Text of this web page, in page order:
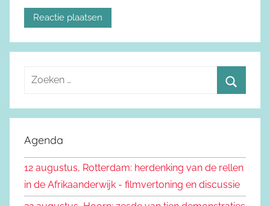
e
e
n
o
e
n
Agenda
12 augustus, Rotterdam: herdenking van de rellen
in de Afrikaanderwijk - filmvertoning en discussie